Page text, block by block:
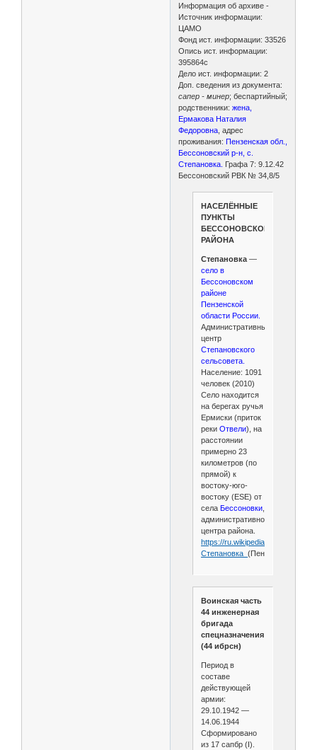
Информация об архиве -
Источник информации:
ЦАМО
Фонд ист. информации: 33526
Опись ист. информации:
395864с
Дело ист. информации: 2
Доп. сведения из документа:
сапер - минер; беспартийный;
родственники:жена,
Ермакова Наталия
Федоровна , адрес
проживания:Пензенская обл.,
Бессоновский р-н, с.
Степановка. Графа 7: 9.12.42
Бессоновский РВК № 34,8/5
НАСЕЛЁННЫЕ
ПУНКТЫ
БЕССОНОВСКОГО
РАЙОНА
Степановка —
село в
Бессоновском
районе
Пензенской
области России.
Административный
центр
Степановского
сельсовета.
Население: 1091
человек (2010)
Село находится
на берегах ручья
Ермиски (приток
рекиОтвели), на
расстоянии
примерно 23
километров (по
прямой) к
востоку-юго-
востоку (ESE) от
села Бессоновки,
административного
центра района.
https://ru.wikipedia.org/wiki/
Степановка_
Воинская часть
44 инженерная
бригада
спецназначения
(44 ибрсн)
Период в
составе
действующей
армии:
29.10.1942 —
14.06.1944
Сформировано
из 17 сапбр (I).